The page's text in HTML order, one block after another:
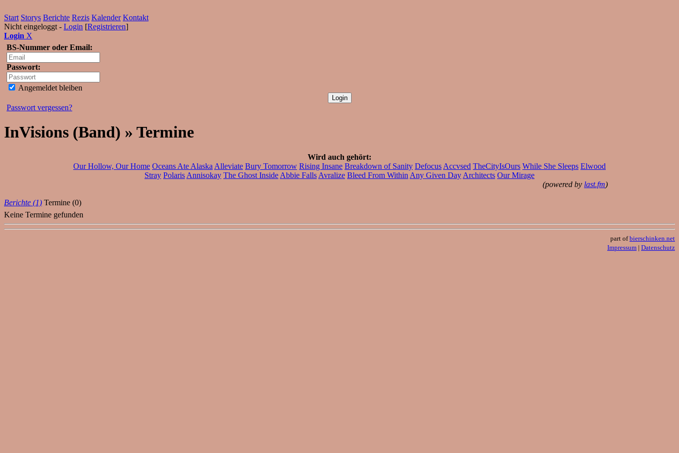
Start Storys Berichte Rezis Kalender Kontakt
Nicht eingeloggt - Login [Registrieren]
Login X
BS-Nummer oder Email:
Passwort:
Angemeldet bleiben
Passwort vergessen?
InVisions (Band) » Termine
Wird auch gehört:
Our Hollow, Our Home Oceans Ate Alaska Alleviate Bury Tomorrow Rising Insane Breakdown of Sanity Defocus Accvsed TheCityIsOurs While She Sleeps Elwood
Stray Polaris Annisokay The Ghost Inside Abbie Falls Avralize Bleed From Within Any Given Day Architects Our Mirage
(powered by last.fm)
Berichte (1) Termine (0)
Keine Termine gefunden
part ofbierschinken.net
Impressum | Datenschutz